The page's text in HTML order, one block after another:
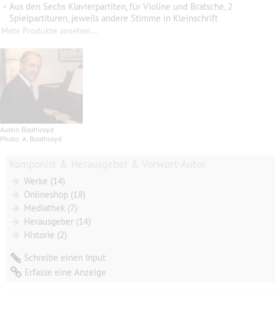
• Aus den Sechs Klavierpartiten, für Violine und Bratsche, 2
Spielpartituren, jeweils andere Stimme in Kleinschrift
Mehr Produkte ansehen…
Austin Boothroyd
Photo: A. Boothroyd
Werke (14)
Onlineshop (18)
Mediathek (7)
Herausgeber (14)
Historie (2)
Schreibe einen Input
Erfasse eine Anzeige